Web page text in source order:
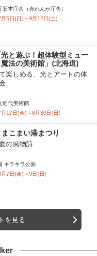
旧本庁舎（赤れんが庁舎）
5日(日)～9月12日(土)
と遊ぶ！超体験型ミュー
法の美術館」(北海道)
楽しめる、光とアートの体
近代美術館
17日(金)～8月30日(日)
こまい港まつり
の風物詩
キラキラ公園
月7日(金)～9日(日)
を見る